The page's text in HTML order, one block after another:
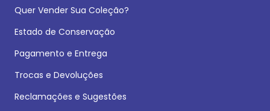
Quer Vender Sua Coleção?
Estado de Conservação
Pagamento e Entrega
Trocas e Devoluções
Reclamações e Sugestões